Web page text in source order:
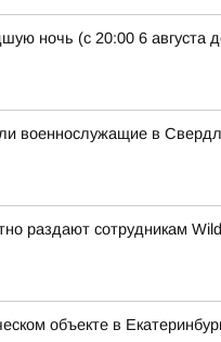
ночь (с 20:00 6 августа
военнослужащие в
раздают сотрудникам
объекте в